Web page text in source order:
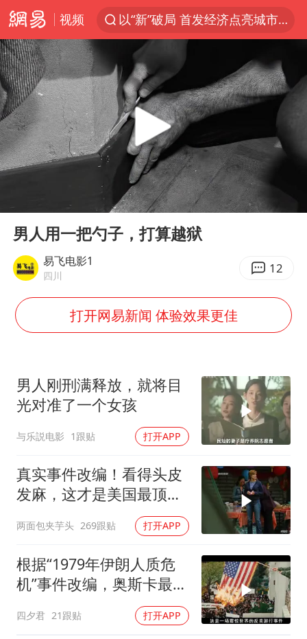
视频
以“新”破局 首发经济点亮城市消费活力
台风白海豚影响中国已成定局
中方回应是否开采太平洋海底稀土资源
昆明石林火把节
我国编制完成新版全月地质图
多地要求领导干部带头休假
首次证实！“胶球”存在
村民谈“梅姨”：叫的其实是“媒姨”
关之琳否认与27岁模特的恋情
奋进开新局 实干挑大梁
Play
男人用一把勺子，打算越狱
易飞电影1
四川 12
打开网易新闻 体验效果更佳
男人刚刑满释放，就将目
光对准了一个女孩
与乐説电影 1跟贴 打开APP
真实事件改编！看得头皮
发麻，这才是美国最顶级
两面包夹芋头 269跟贴 打开APP
根据“1979年伊朗人质危
机”事件改编，奥斯卡最佳
四夕君 21跟贴 打开APP